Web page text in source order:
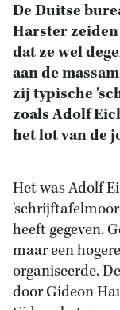
De Duitse
Harster
dat ze wel
aan de
zij typische
zoals Adolf
het lot van de
Het was Adolf
heeft gegeven.
maar een
organiseerde.
door Gideon